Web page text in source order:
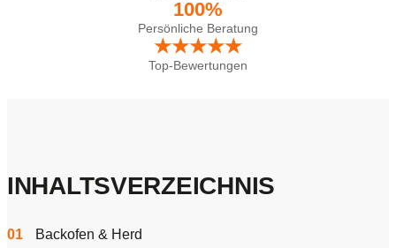
100%
Persönliche Beratung
★★★★★
Top-Bewertungen
INHALTSVERZEICHNIS
01 Backofen & Herd